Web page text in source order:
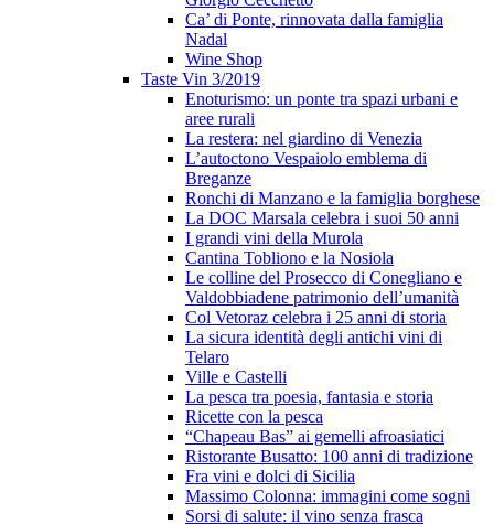
Ca’ di Ponte, rinnovata dalla famiglia
Nadal
Wine Shop
Taste Vin 3/2019
Enoturismo: un ponte tra spazi urbani e
aree rurali
La restera: nel giardino di Venezia
L’autoctono Vespaiolo emblema di
Breganze
Ronchi di Manzano e la famiglia borghese
La DOC Marsala celebra i suoi 50 anni
I grandi vini della Murola
Cantina Tobliono e la Nosiola
Le colline del Prosecco di Conegliano e
Valdobbiadene patrimonio dell’umanità
Col Vetoraz celebra i 25 anni di storia
La sicura identità degli antichi vini di
Telaro
Ville e Castelli
La pesca tra poesia, fantasia e storia
Ricette con la pesca
“Chapeau Bas” ai gemelli afroasiatici
Ristorante Busatto: 100 anni di tradizione
Fra vini e dolci di Sicilia
Massimo Colonna: immagini come sogni
Sorsi di salute: il vino senza frasca